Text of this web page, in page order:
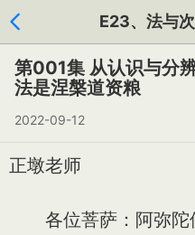
E23、法与
第001集 从认识与分
法是涅槃道资粮
2022-09-12
正墩老师
各位菩萨：阿弥陀